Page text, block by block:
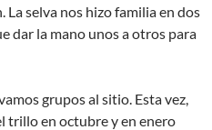
La selva nos hizo familia en dos
dar la mano unos a otros para
grupos al sitio. Esta vez,
trillo en octubre y en enero